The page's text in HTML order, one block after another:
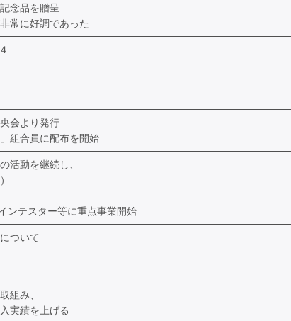
念品を贈呈
常に好調であった
会より発行
組合員に配布を開始
活動を継続し、
ンテスター等に重点事業開始
ついて
組み、
実績を上げる